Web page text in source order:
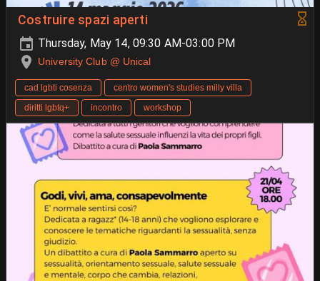
Costruire spazi aperti
Thursday, May 14, 09:30 AM-03:00 PM
University Club @ Unical
cad lgbti cosenza
centro women's studies milly villa
diritti lgbtq+
incontro workshop